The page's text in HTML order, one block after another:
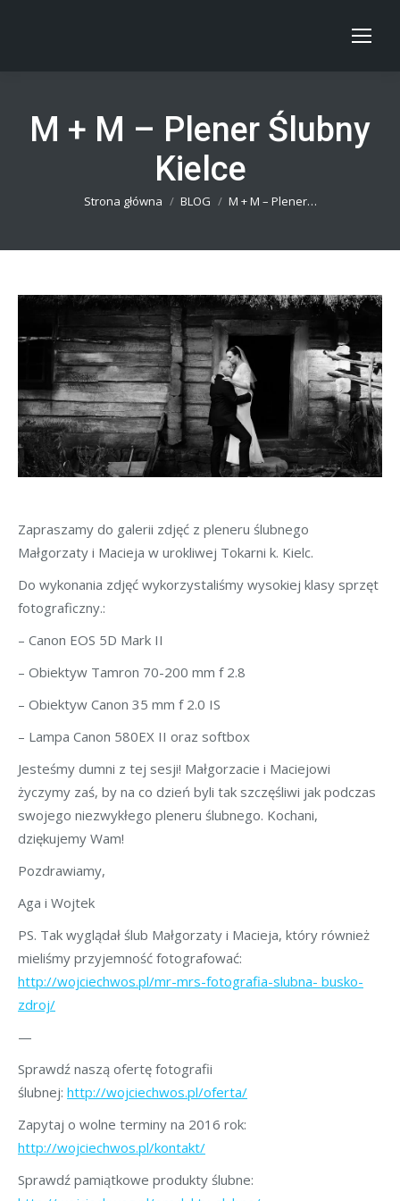
M + M – Plener Ślubny
Kielce
Jesteś tutaj:
Strona główna BLOG M + M – Plener…
Zapraszamy do galerii zdjęć z pleneru ślubnego
Małgorzaty i Macieja w urokliwej Tokarni k. Kielc.
Do wykonania zdjęć wykorzystaliśmy wysokiej klasy sprzęt
fotograficzny.:
– Canon EOS 5D Mark II
– Obiektyw Tamron 70-200 mm f 2.8
– Obiektyw Canon 35 mm f 2.0 IS
– Lampa Canon 580EX II oraz softbox
Jesteśmy dumni z tej sesji! Małgorzacie i Maciejowi
życzymy zaś, by na co dzień byli tak szczęśliwi jak podczas
swojego niezwykłego pleneru ślubnego. Kochani,
dziękujemy Wam!
Pozdrawiamy,
Aga i Wojtek
PS. Tak wyglądał ślub Małgorzaty i Macieja, który również
mieliśmy przyjemność fotografować:
http://wojciechwos.pl/mr-mrs-fotografia-slubna- busko-
zdroj/
—
Sprawdź naszą ofertę fotografii
ślubnej: http://wojciechwos.pl/oferta/
Zapytaj o wolne terminy na 2016 rok:
http://wojciechwos.pl/kontakt/
Sprawdź pamiątkowe produkty ślubne: